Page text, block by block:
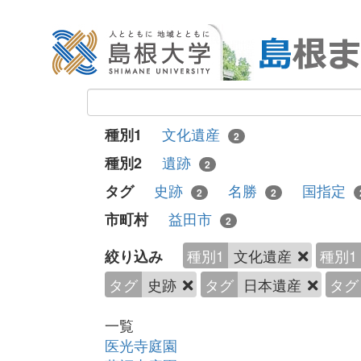
種別1 文化遺産 2
種別2 遺跡 2
タグ 史跡 2 名勝 2 国指定
市町村 益田市 2
絞り込み 種別1 文化遺産
種別1
タグ 史跡 タグ 日本遺産
タグ
一覧
医光寺庭園